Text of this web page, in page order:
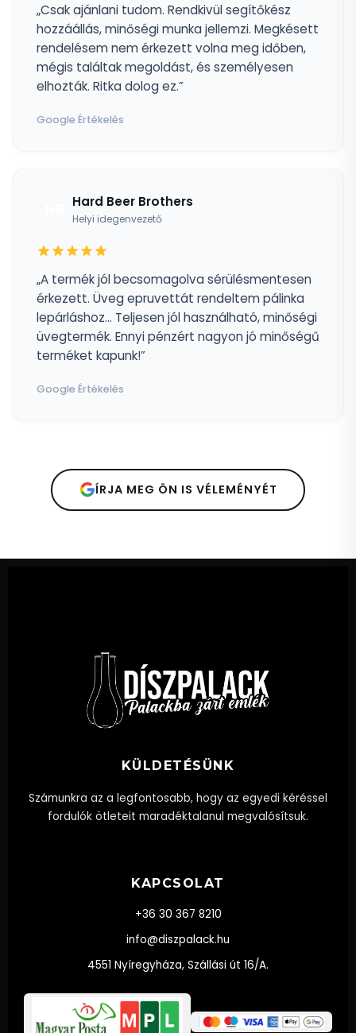
„Csak ajánlani tudom. Rendkivül segítőkész
hozzáállás, minőségi munka jellemzi. Megkésett
rendelésem nem érkezett volna meg időben,
mégis találtak megoldást, és személyesen
elhozták. Ritka dolog ez.”
Google Értékelés
Hard Beer Brothers
Helyi idegenvezető
„A termék jól becsomagolva sérülésmentesen
érkezett. Üveg epruvettát rendeltem pálinka
lepárláshoz... Teljesen jól használható, minőségi
üvegtermék. Ennyi pénzért nagyon jó minőségű
terméket kapunk!”
Google Értékelés
ÍRJA MEG ÖN IS VÉLEMÉNYÉT
KÜLDETÉSÜNK
Számunkra az a legfontosabb, hogy az egyedi kéréssel
fordulók ötleteit maradéktalanul megvalósítsuk.
KAPCSOLAT
+36 30 367 8210
info@diszpalack.hu
4551 Nyíregyháza, Szállási út 16/A.